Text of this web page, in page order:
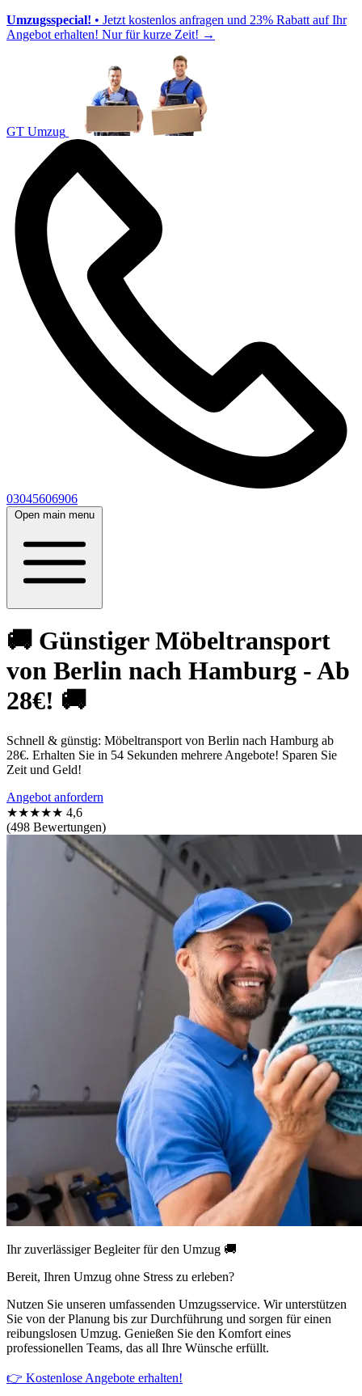
Umzugsspecial! • Jetzt kostenlos anfragen und 23% Rabatt auf Ihr
Angebot erhalten! Nur für kurze Zeit! →
GT Umzug
03045606906
Open main menu
🚚 Günstiger Möbeltransport
von Berlin nach Hamburg - Ab
28€! 🚚
Schnell & günstig: Möbeltransport von Berlin nach Hamburg ab
28€. Erhalten Sie in 54 Sekunden mehrere Angebote! Sparen Sie
Zeit und Geld!
Angebot anfordern
★★★★★ 4,6
(498 Bewertungen)
Ihr zuverlässiger Begleiter für den Umzug 🚚
Bereit, Ihren Umzug ohne Stress zu erleben?
Nutzen Sie unseren umfassenden Umzugsservice. Wir unterstützen
Sie von der Planung bis zur Durchführung und sorgen für einen
reibungslosen Umzug. Genießen Sie den Komfort eines
professionellen Teams, das all Ihre Wünsche erfüllt.
👉 Kostenlose Angebote erhalten!